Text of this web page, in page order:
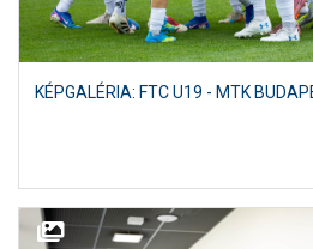
KÉPGALÉRIA: FTC U19 - MTK